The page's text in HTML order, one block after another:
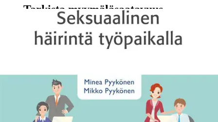
Tarkista myymäläsaatavuus
Tuotekuvaus